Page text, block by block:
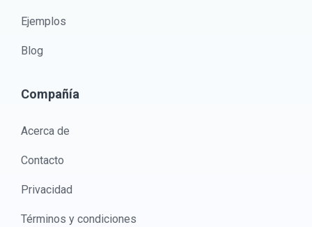
Ejemplos
Blog
Compañía
Acerca de
Contacto
Privacidad
Términos y condiciones